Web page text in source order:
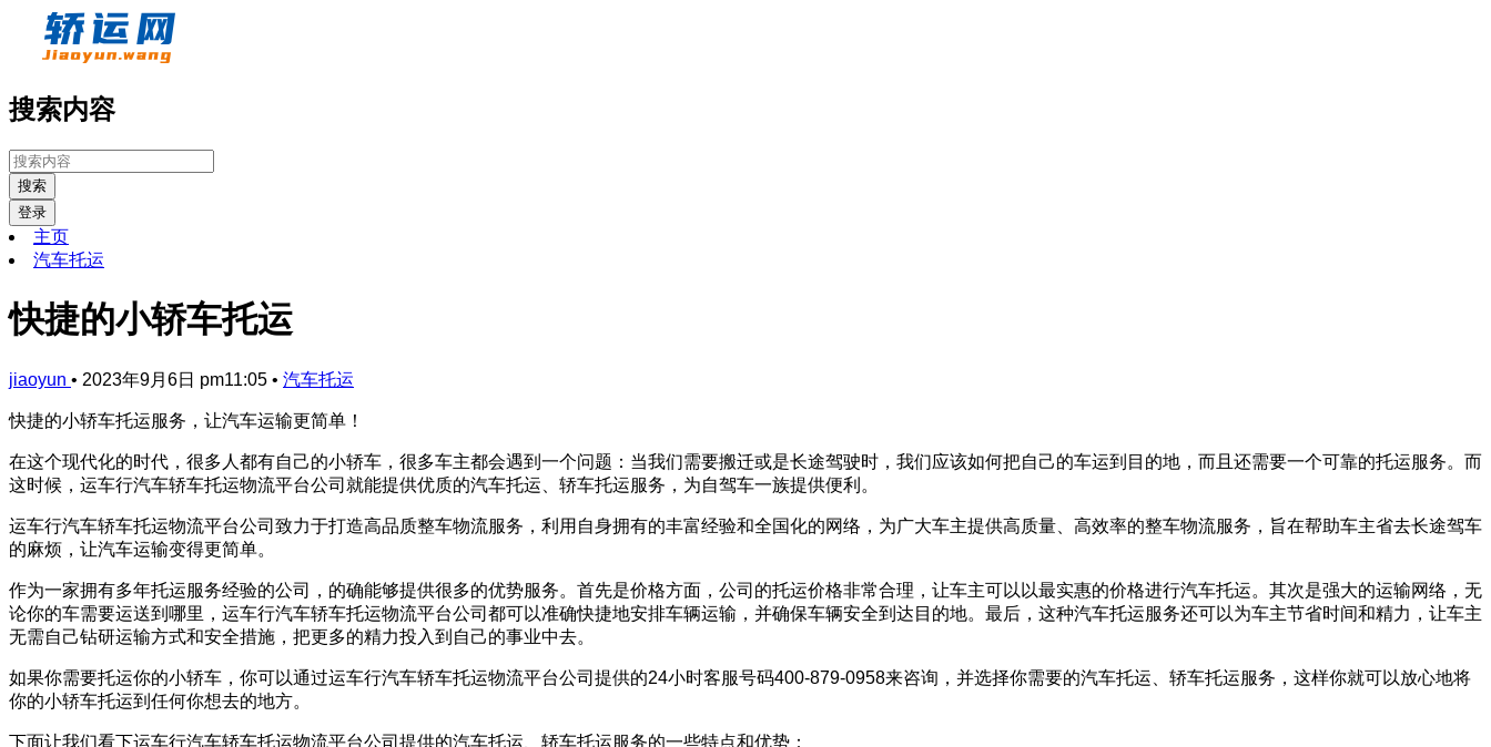
搜索内容
搜索
登录
主页
汽车托运
快捷的小轿车托运
jiaoyun • 2023年9月6日 pm11:05 • 汽车托运
快捷的小轿车托运服务，让汽车运输更简单！
在这个现代化的时代，很多人都有自己的小轿车，很多车主都会遇到一个问题：当我们需要搬迁或是长途驾驶时，我们应该如何把自己的车运到目的地，而且还需要一个可靠的托运服务。而
这时候，运车行汽车轿车托运物流平台公司就能提供优质的汽车托运、轿车托运服务，为自驾车一族提供便利。
运车行汽车轿车托运物流平台公司致力于打造高品质整车物流服务，利用自身拥有的丰富经验和全国化的网络，为广大车主提供高质量、高效率的整车物流服务，旨在帮助车主省去长途驾车
的麻烦，让汽车运输变得更简单。
作为一家拥有多年托运服务经验的公司，的确能够提供很多的优势服务。首先是价格方面，公司的托运价格非常合理，让车主可以以最实惠的价格进行汽车托运。其次是强大的运输网络，无
论你的车需要运送到哪里，运车行汽车轿车托运物流平台公司都可以准确快捷地安排车辆运输，并确保车辆安全到达目的地。最后，这种汽车托运服务还可以为车主节省时间和精力，让车主
无需自己钻研运输方式和安全措施，把更多的精力投入到自己的事业中去。
如果你需要托运你的小轿车，你可以通过运车行汽车轿车托运物流平台公司提供的24小时客服号码400-879-0958来咨询，并选择你需要的汽车托运、轿车托运服务，这样你就可以放心地将
你的小轿车托运到任何你想去的地方。
下面让我们看下运车行汽车轿车托运物流平台公司提供的汽车托运、轿车托运服务的一些特点和优势：